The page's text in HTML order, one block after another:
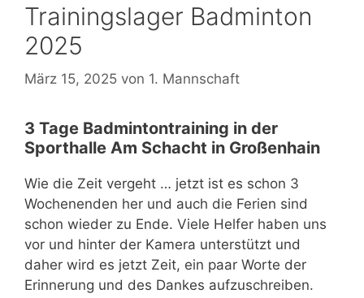
Trainingslager Badminton
2025
März 15, 2025 von 1. Mannschaft
3 Tage Badmintontraining in der
Sporthalle Am Schacht in Großenhain
Wie die Zeit vergeht … jetzt ist es schon 3
Wochenenden her und auch die Ferien sind
schon wieder zu Ende. Viele Helfer haben uns
vor und hinter der Kamera unterstützt und
daher wird es jetzt Zeit, ein paar Worte der
Erinnerung und des Dankes aufzuschreiben.